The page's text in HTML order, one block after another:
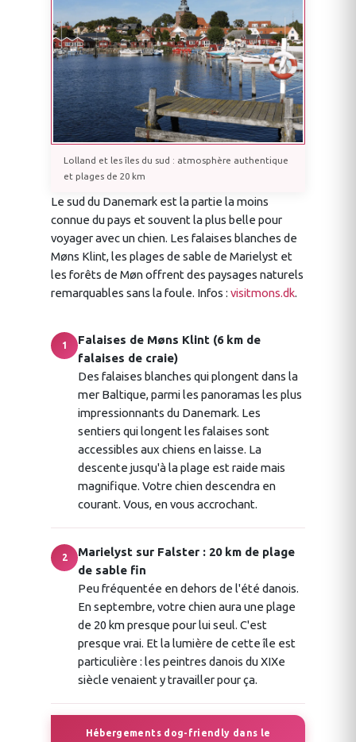
Lolland et les îles du sud : atmosphère authentique
et plages de 20 km
Le sud du Danemark est la partie la moins
connue du pays et souvent la plus belle pour
voyager avec un chien. Les falaises blanches de
Møns Klint, les plages de sable de Marielyst et
les forêts de Møn offrent des paysages naturels
remarquables sans la foule. Infos : visitmons.dk.
1
Falaises de Møns Klint (6 km de
falaises de craie)
Des falaises blanches qui plongent dans la
mer Baltique, parmi les panoramas les plus
impressionnants du Danemark. Les
sentiers qui longent les falaises sont
accessibles aux chiens en laisse. La
descente jusqu'à la plage est raide mais
magnifique. Votre chien descendra en
courant. Vous, en vous accrochant.
2
Marielyst sur Falster : 20 km de plage
de sable fin
Peu fréquentée en dehors de l'été danois.
En septembre, votre chien aura une plage
de 20 km presque pour lui seul. C'est
presque vrai. Et la lumière de cette île est
particulière : les peintres danois du XIXe
siècle venaient y travailler pour ça.
Hébergements dog-friendly dans le